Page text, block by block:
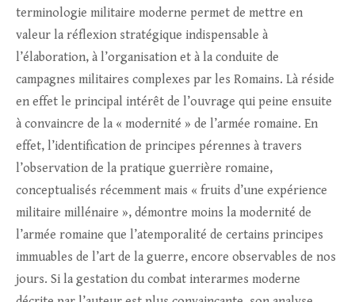
terminologie militaire moderne permet de mettre en
valeur la réflexion stratégique indispensable à
l’élaboration, à l’organisation et à la conduite de
campagnes militaires complexes par les Romains. Là réside
en effet le principal intérêt de l’ouvrage qui peine ensuite
à convaincre de la « modernité » de l’armée romaine. En
effet, l’identification de principes pérennes à travers
l’observation de la pratique guerrière romaine,
conceptualisés récemment mais « fruits d’une expérience
militaire millénaire », démontre moins la modernité de
l’armée romaine que l’atemporalité de certains principes
immuables de l’art de la guerre, encore observables de nos
jours. Si la gestation du combat interarmes moderne